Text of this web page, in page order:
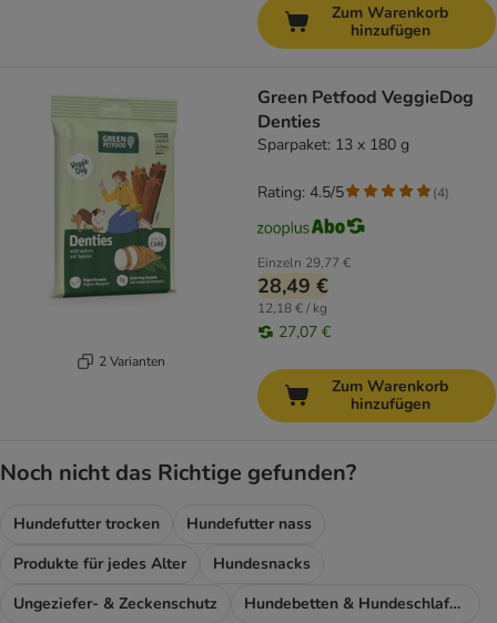
Zum Warenkorb
hinzufügen
2 Varianten
Green Petfood VeggieDog
Denties
Sparpaket: 13 x 180 g
Einzeln 29,77 €
28,49 €
12,18 € / kg
27,07 €
Rating: 4.5/5 (4)
Zum Warenkorb
hinzufügen
Noch nicht das Richtige gefunden?
Hundefutter trocken
Hundefutter nass
Produkte für jedes Alter
Hundesnacks
Ungeziefer- & Zeckenschutz
Hundebetten & Hundeschlafplatz